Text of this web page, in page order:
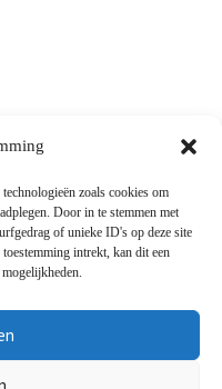
zoals cookies om
Door in te stemmen met
of unieke ID's op deze site
intrekt, kan dit een
-Algemene
-Over ons